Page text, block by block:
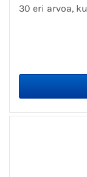
30 eri arvoa,